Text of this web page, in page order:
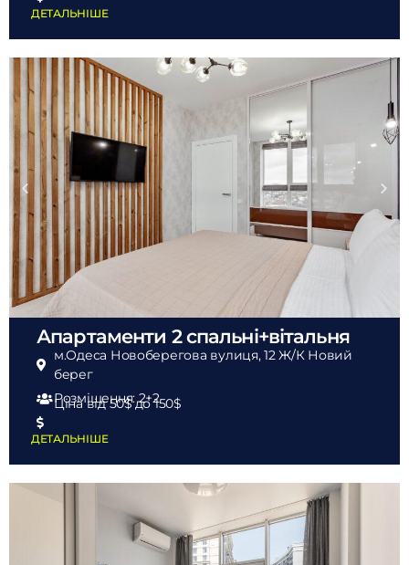
ДЕТАЛЬНІШЕ
Апартаменти 2 спальні+вітальня
м.Одеса Новоберегова вулиця, 12 Ж/К Новий
берег
Розміщення: 2+2
Ціна від 50$до 150$
ДЕТАЛЬНІШЕ